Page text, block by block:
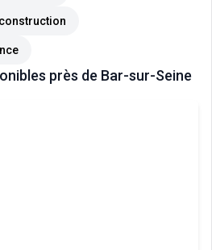
près de Bar-sur-Seine